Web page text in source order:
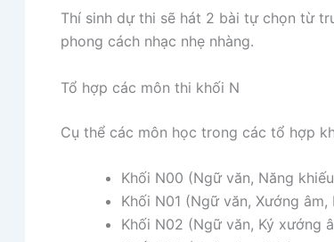
Thí sinh dự thi sẽ hát 2 bài tự chọn từ
phong cách nhạc nhẹ nhàng.
Tổ hợp các môn thi khối N
Cụ thể các môn học trong các tổ hợp
Khối N00 (Ngữ văn, Năng
Khối N01 (Ngữ văn, Xướng
Khối N02 (Ngữ văn, Ký xướng